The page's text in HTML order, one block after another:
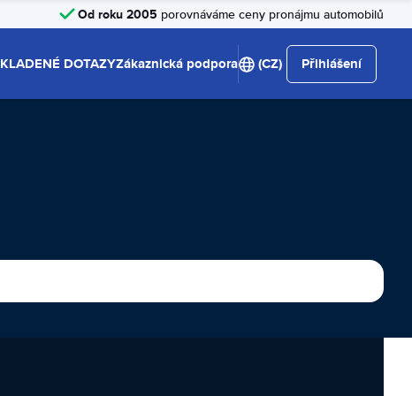
Od roku 2005 porovnáváme ceny pronájmu automobilů
DOTAZYZákaznická podpora (CZ) Přihlášení